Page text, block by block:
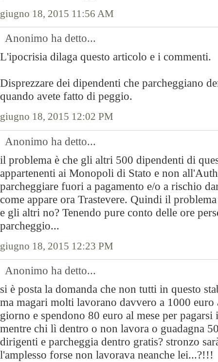
giugno 18, 2015 11:56 AM
Anonimo ha detto...
L'ipocrisia dilaga questo articolo e i commenti.
Disprezzare dei dipendenti che parcheggiano
quando avete fatto di peggio.
giugno 18, 2015 12:02 PM
Anonimo ha detto...
il problema è che gli altri 500 dipendenti di
appartenenti ai Monopoli di Stato e non
parcheggiare fuori a pagamento e/o a rischio
come appare ora Trastevere. Quindi il
e gli altri no? Tenendo pure conto delle ore
parcheggio...
giugno 18, 2015 12:23 PM
Anonimo ha detto...
si è posta la domanda che non tutti in questo
ma magari molti lavorano davvero a 1000 euro
giorno e spendono 80 euro al mese per
mentre chi lì dentro o non lavora o guadagna
dirigenti e parcheggia dentro gratis? stronzo
l'amplesso forse non lavorava neanche lei...?!!!